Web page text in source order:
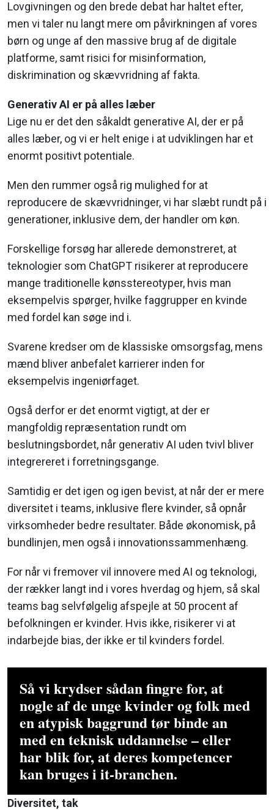
Lovgivningen og den brede debat har haltet efter,
men vi taler nu langt mere om påvirkningen af vores
børn og unge af den massive brug af de digitale
platforme, samt risici for misinformation,
diskrimination og skævvridning af fakta.
Generativ AI er på alles læber
Lige nu er det den såkaldt generative AI, der er på
alles læber, og vi er helt enige i at udviklingen har et
enormt positivt potentiale.
Men den rummer også rig mulighed for at
reproducere de skævvridninger, vi har slæbt rundt på i
generationer, inklusive dem, der handler om køn.
Forskellige forsøg har allerede demonstreret, at
teknologier som ChatGPT risikerer at reproducere
mange traditionelle kønsstereotyper, hvis man
eksempelvis spørger, hvilke faggrupper en kvinde
med fordel kan søge ind i.
Svarene kredser om de klassiske omsorgsfag, mens
mænd bliver anbefalet karrierer inden for
eksempelvis ingeniørfaget.
Også derfor er det enormt vigtigt, at der er
mangfoldig repræsentation rundt om
beslutningsbordet, når generativ AI uden tvivl bliver
integrereret i forretningsgange.
Samtidig er det igen og igen bevist, at når der er mere
diversitet i teams, inklusive flere kvinder, så opnår
virksomheder bedre resultater. Både økonomisk, på
bundlinjen, men også i innovationssammenhæng.
For når vi fremover vil innovere med AI og teknologi,
der rækker langt ind i vores hverdag og hjem, så skal
teams bag selvfølgelig afspejle at 50 procent af
befolkningen er kvinder. Hvis ikke, risikerer vi at
indarbejde bias, der ikke er til kvinders fordel.
Så vi krydser sådan fingre for, at
nogle af de unge kvinder og folk med
en atypisk baggrund tør binde an
med en teknisk uddannelse – eller
har blik for, at deres kompetencer
kan bruges i it-branchen.
Diversitet, tak